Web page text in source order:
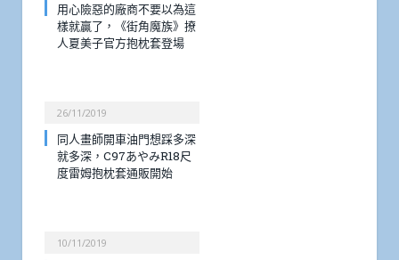
用心險惡的廠商不要以為這
樣就贏了，《街角魔族》撩
人夏美子官方抱枕套登場
26/11/2019
同人畫師開車油門想踩多深
就多深，C97あやみR18尺
度雷姆抱枕套通販開始
10/11/2019